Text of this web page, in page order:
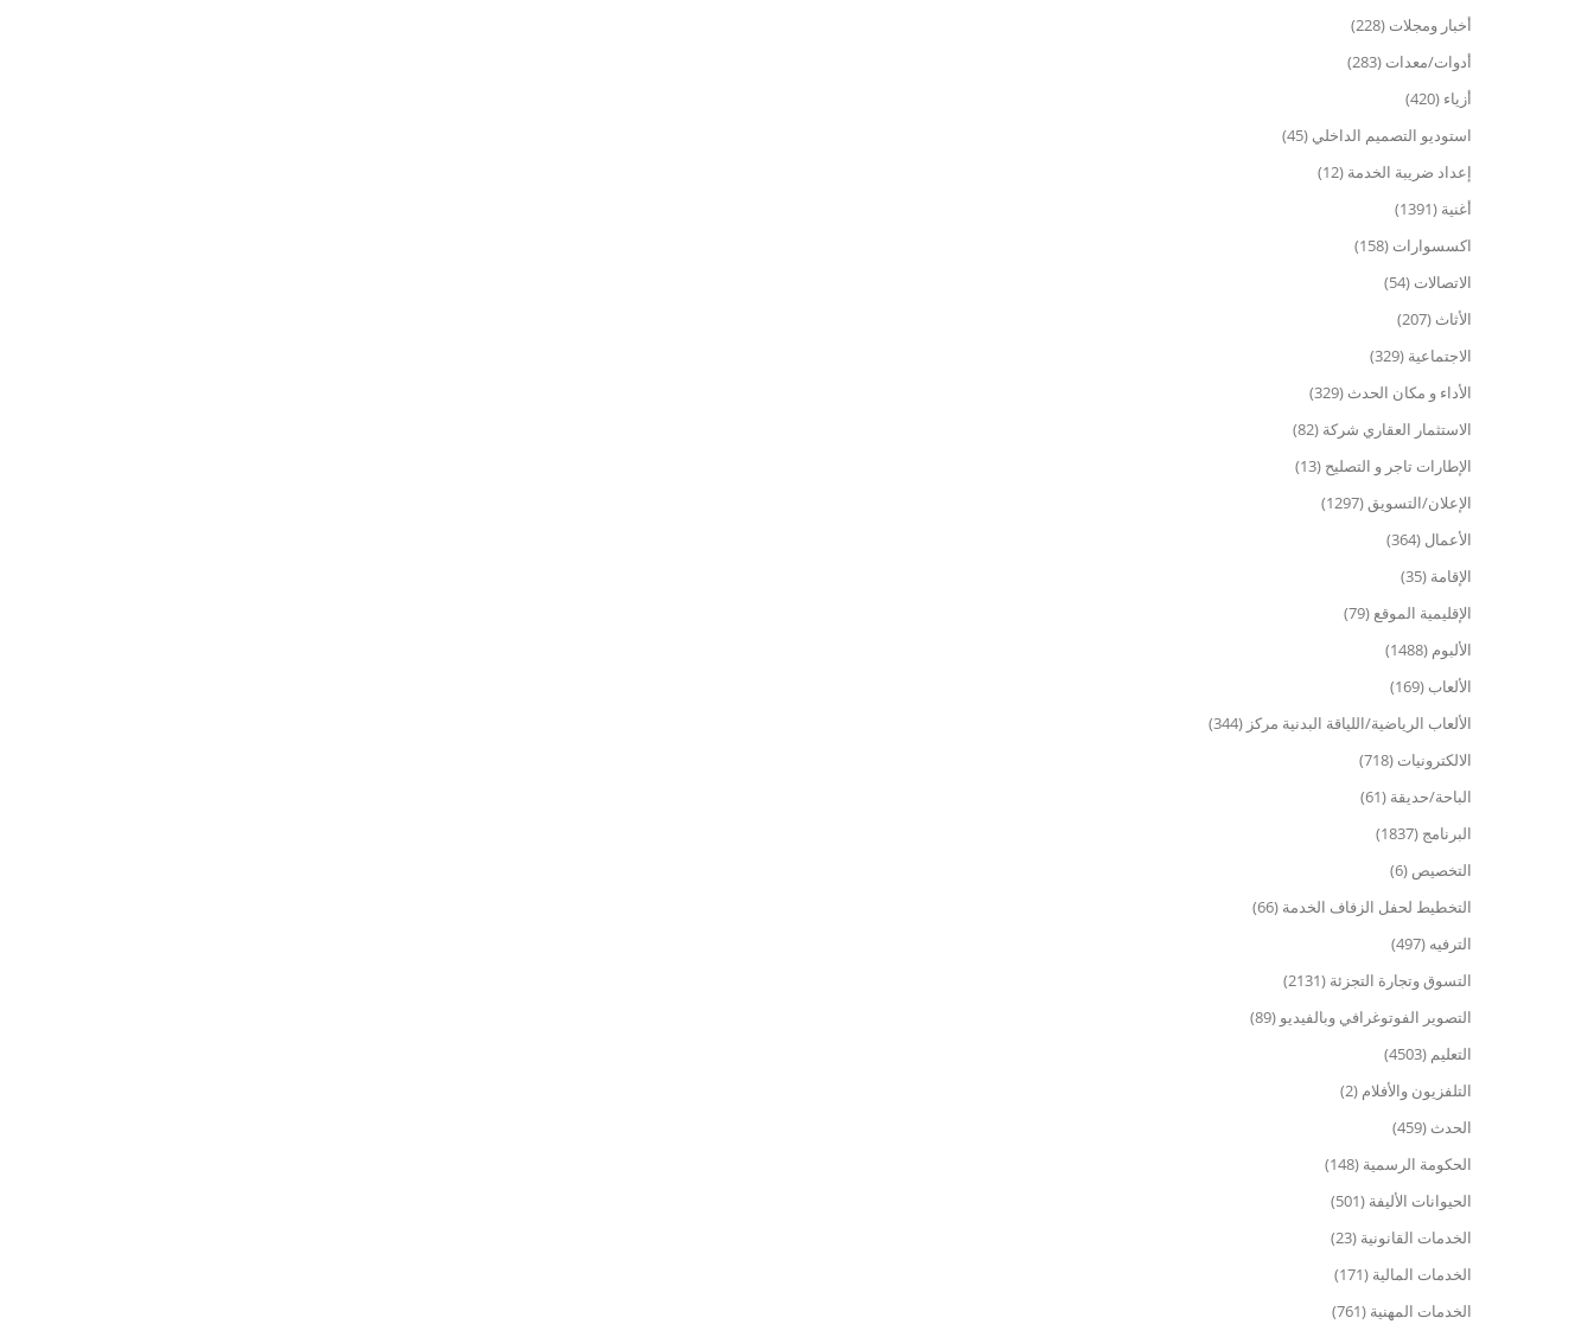
أخبار ومجلات (228)
أدوات/معدات (283)
أزياء (420)
استوديو التصميم الداخلي (45)
إعداد ضريبة الخدمة (12)
أغنية (1391)
اكسسوارات (158)
الاتصالات (54)
الأثاث (207)
الاجتماعية (329)
الأداء و مكان الحدث (329)
الاستثمار العقاري شركة (82)
الإطارات تاجر و التصليح (13)
الإعلان/التسويق (1297)
الأعمال (364)
الإقامة (35)
الإقليمية الموقع (79)
الألبوم (1488)
الألعاب (169)
الألعاب الرياضية/اللياقة البدنية مركز (344)
الالكترونيات (718)
الباحة/حديقة (61)
البرنامج (1837)
التخصيص (6)
التخطيط لحفل الزفاف الخدمة (66)
الترفيه (497)
التسوق وتجارة التجزئة (2131)
التصوير الفوتوغرافي وبالفيديو (89)
التعليم (4503)
التلفزيون والأفلام (2)
الحدث (459)
الحكومة الرسمية (148)
الحيوانات الأليفة (501)
الخدمات القانونية (23)
الخدمات المالية (171)
الخدمات المهنية (761)